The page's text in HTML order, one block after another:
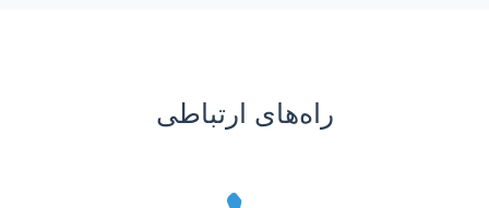
راه‌های ارتباطی